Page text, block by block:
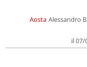
Aosta Alessandro
il 07/